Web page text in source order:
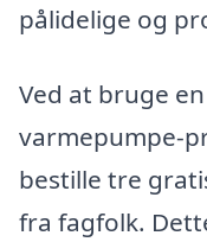
pålidelige og
Ved at bruge
varmepumpe-
bestille tre
fra fagfolk.